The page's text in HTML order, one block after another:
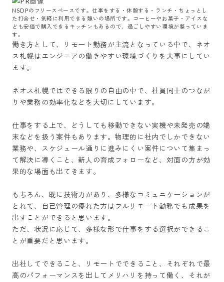
NSDPのフリースペースです。仕事をする・休憩する・ランチ・ちょっとし
た打合せ・気軽に利用できる憩いの場所です。コーヒーやお菓子・アイスな
ども安価で購入できるキッチンもあるので、過ごしやすい環境が整っていま
す。
働き方として、リモート勤務が主流となっている中で、ネオ
ス札幌はエンジニアの働きやすい環境づくりを大事にしてい
ます。
ネオス札幌ではできる限りの自由の中で、社員同士のつなが
りや業務の効率化などを大切にしています。
仕事をする上で、どうしても移動できない実機や未発売の端
末などを扱う案件もあります。物理的に社内でしかできない
業務や、スケジュール通りに進みにくい案件について集まっ
て解決に導くこと、新人の育成フォローなど、対面の方が効
果的な場面も出てきます。
もちろん、既に技術力があり、多様なコミュニケーションが
とれて、自己管理の優れた方はフルリモート勤務でも成果を
出すことができると思います。
ただ、状況に応じて、多様な形で仕事をする選択ができるこ
とが重要だと思います。
出社してできること、リモートでできること、それぞれで最
高のパフォーマンスを出してメリハリを持って働く、それが